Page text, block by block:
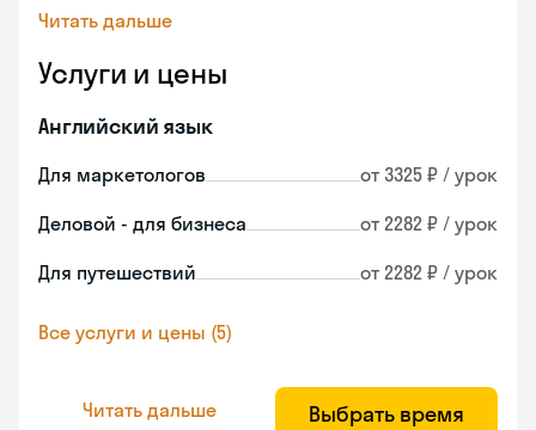
Читать дальше
Услуги и цены
Английский язык
Для маркетологов от 3325 ₽ / урок
Деловой - для бизнеса от 2282 ₽ / урок
Для путешествий от 2282 ₽ / урок
Все услуги и цены (5)
Читать дальше Выбрать время